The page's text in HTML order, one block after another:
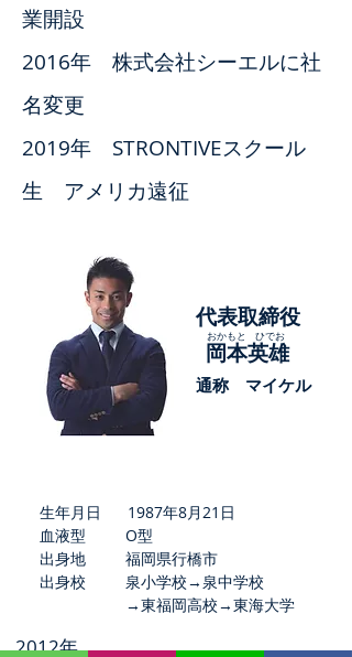
業開設
2016年 株式会社シーエルに社
名変更
2019年 STRONTIVEスクール
生 アメリカ遠征
代表取締役
岡本英雄
​おかもと ひでお
​通称 マイケル
生年月日 1987年8月21日
血液型 O型
出身地 福岡県行橋市
出身校 泉小学校→ 泉中学校
→東福岡高校→東海大学
​2012年